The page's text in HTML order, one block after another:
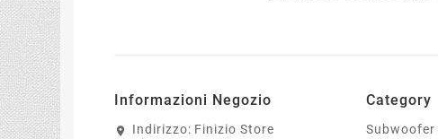
Informazioni Negozio
Indirizzo: Finizio Store
Category
Subwoofer